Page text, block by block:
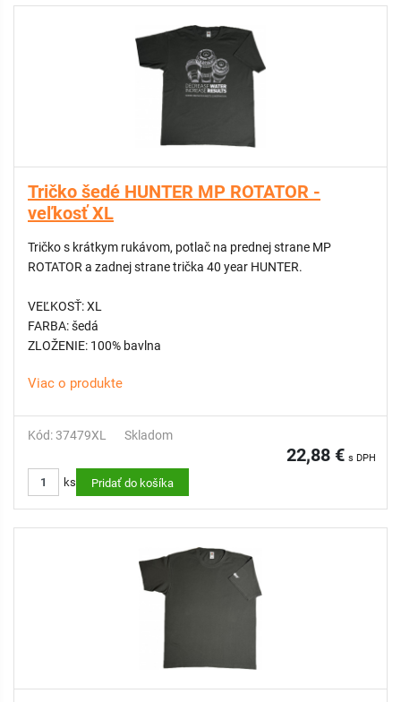
Tričko šedé HUNTER MP ROTATOR -
veľkosť XL
Tričko s krátkym rukávom, potlač na prednej strane MP
ROTATOR a zadnej strane trička 40 year HUNTER.
VEĽKOSŤ: XL
FARBA: šedá
ZLOŽENIE: 100% bavlna
Viac o produkte
Kód: 37479XL Skladom
22,88 € s DPH
ks Pridať do košíka